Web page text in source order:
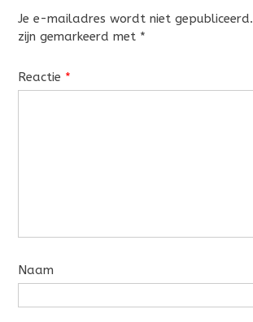
Je e-mailadres wordt niet gepubliceerd.
zijn gemarkeerd met *
Reactie *
Naam